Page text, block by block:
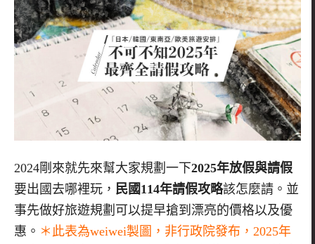
2024剛來就先來幫大家規劃一下2025年放假與請假
要出國去哪裡玩， 民國114年請假攻略該怎麼請。並
事先做好旅遊規劃可以提早搶到漂亮的價格以及優
惠。 ＊此表為weiwei製圖，非行政院發布，2025年